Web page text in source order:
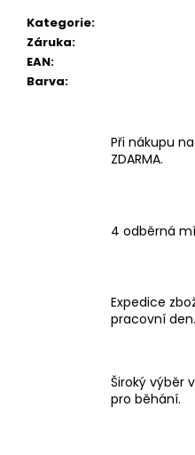
Kategorie:
Záruka:
EAN:
Barva:
Při nákupu
ZDARMA.
4 odběrná
Expedice
pracovní den.
Široký výběr
pro běhání.